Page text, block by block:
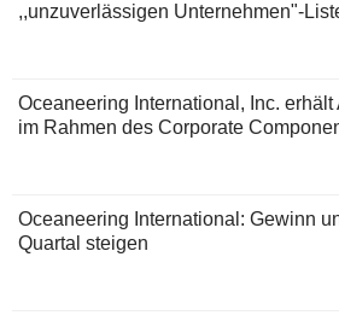
,,unzuverlässigen Unternehmen"-
Oceaneering International, Inc.
im Rahmen des Corporate
Oceaneering International: Gewinn
Quartal steigen